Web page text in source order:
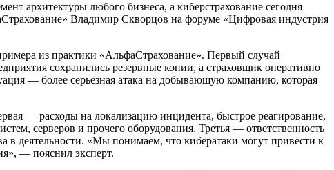
архитектуры любого бизнеса, а киберстрахование сегодня
Владимир Скворцов на форуме «Цифровая индустрия
из практики «АльфаСтрахование». Первый случай
сохранились резервные копии, а страховщик оперативно
— более серьезная атака на добывающую компанию, которая
— расходы на локализацию инцидента, быстрое реагирование,
серверов и прочего оборудования. Третья — ответственность
в деятельности. «Мы понимаем, что кибератаки могут привести к
— пояснил эксперт.